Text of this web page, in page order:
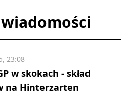
w skokach - skład
na Hinterzarten
23:08